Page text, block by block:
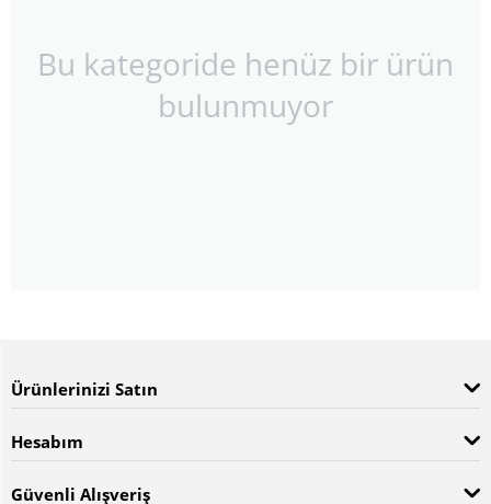
Bu kategoride henüz bir ürün
bulunmuyor
Ürünlerinizi Satın
Hesabım
Güvenli Alışveriş